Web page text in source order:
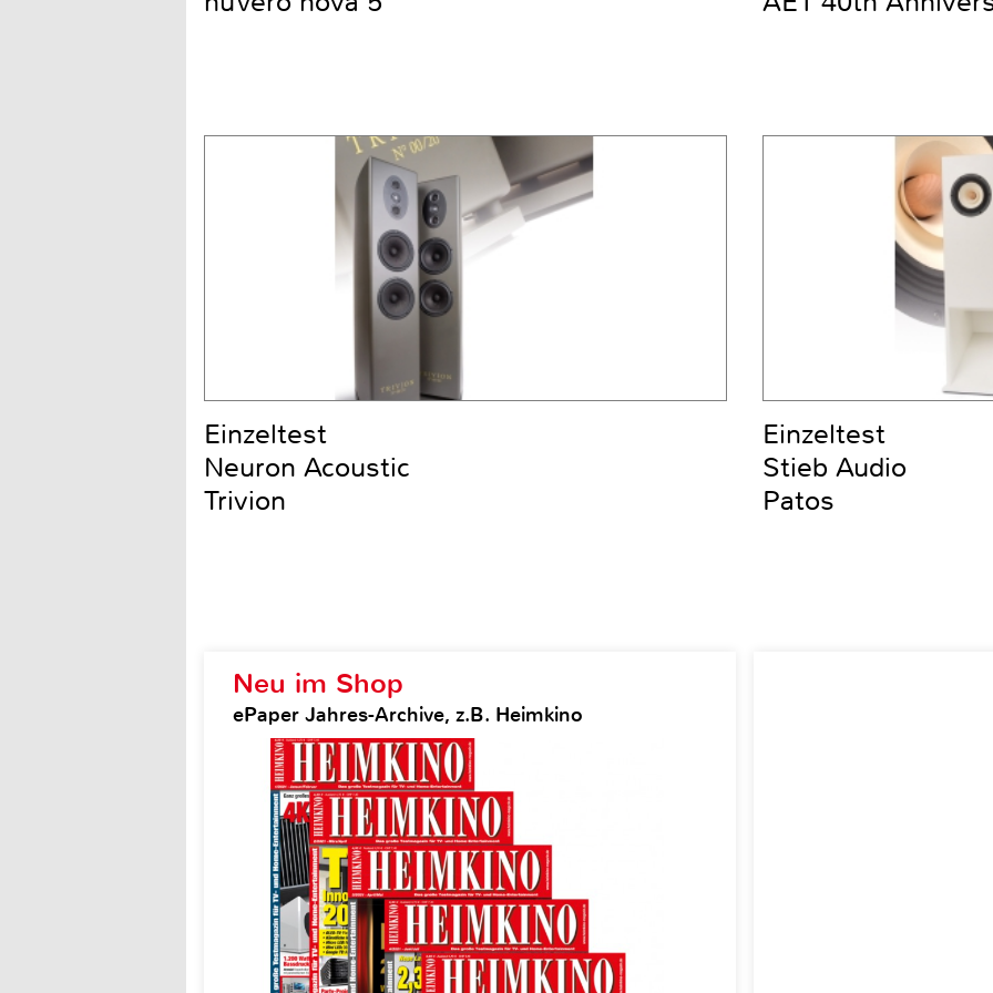
Neu im Shop
ePaper Jahres-Archive, z.B. Heimkino
Einzeltest
Neuron Acoustic
Trivion
Einzeltest
Stieb Audio
Patos